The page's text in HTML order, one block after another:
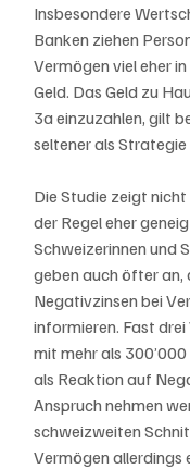
Insbesondere
Banken ziehen
Vermögen viel eher
Geld. Das Geld zu
3a einzuzahlen, gilt
seltener als
Die Studie zeigt nicht
der Regel eher
Schweizerinnen und
geben auch öfter an,
Negativzinsen bei
informieren. Fast
mit mehr als
als Reaktion auf
Anspruch nehmen
schweizweiten
Vermögen allerdings